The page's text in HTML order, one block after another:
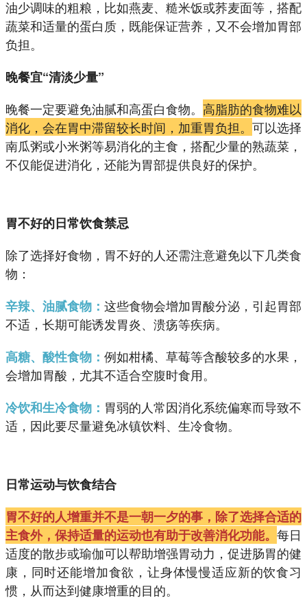
油少调味的粗粮，比如燕麦、糙米饭或荞麦面等，搭配
蔬菜和适量的蛋白质，既能保证营养，又不会增加胃部
负担。
晚餐宜“清淡少量”
晚餐一定要避免油腻和高蛋白食物。 高脂肪的食物难以
消化，会在胃中滞留较长时间，加重胃负担。 可以选择
南瓜粥或小米粥等易消化的主食，搭配少量的熟蔬菜，
不仅能促进消化，还能为胃部提供良好的保护。
胃不好的日常饮食禁忌
除了选择好食物，胃不好的人还需注意避免以下几类食
物：
辛辣、油腻食物： 这些食物会增加胃酸分泌，引起胃部
不适，长期可能诱发胃炎、溃疡等疾病。
高糖、酸性食物： 例如柑橘、草莓等含酸较多的水果，
会增加胃酸，尤其不适合空腹时食用。
冷饮和生冷食物： 胃弱的人常因消化系统偏寒而导致不
适，因此要尽量避免冰镇饮料、生冷食物。
日常运动与饮食结合
胃不好的人增重并不是一朝一夕的事，除了选择合适的
主食外，保持适量的运动也有助于改善消化功能。 每日
适度的散步或瑜伽可以帮助增强胃动力，促进肠胃的健
康，同时还能增加食欲，让身体慢慢适应新的饮食习
惯，从而达到健康增重的目的。